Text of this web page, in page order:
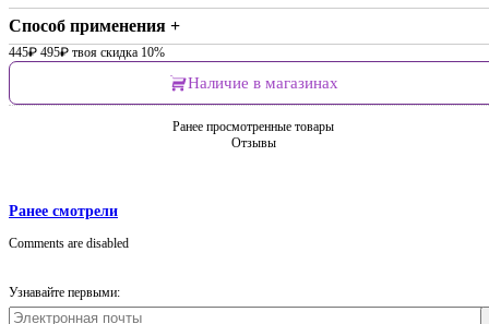
Способ применения +
445₽ 495₽ твоя скидка 10%
Наличие в магазинах
Ранее просмотренные товары
Отзывы
Ранее смотрели
Comments are disabled
Узнавайте первыми: